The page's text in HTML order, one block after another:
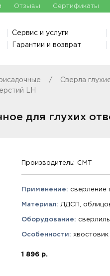
Отзывы Сертификаты
Сервис и услуги
Гарантии и возврат
Сверла
LH
для глухих
Производитель: CMT
Применение: сверление
Материал: ЛДСП,
Оборудование:
Особенности:
1 896 р.